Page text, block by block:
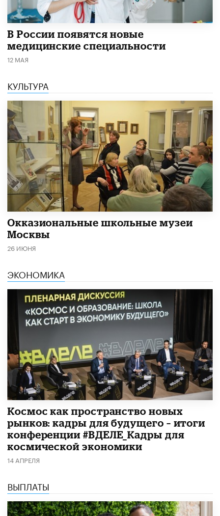
В России появятся новые
медицинские специальности
12 МАЯ
КУЛЬТУРА
​Окказиональные школьные музеи
Москвы
26 ИЮНЯ
ЭКОНОМИКА
Космос как пространство новых
рынков: кадры для будущего – итоги
конференции #ВДЕЛЕ_Кадры для
космической экономики
14 АПРЕЛЯ
ВЫПЛАТЫ